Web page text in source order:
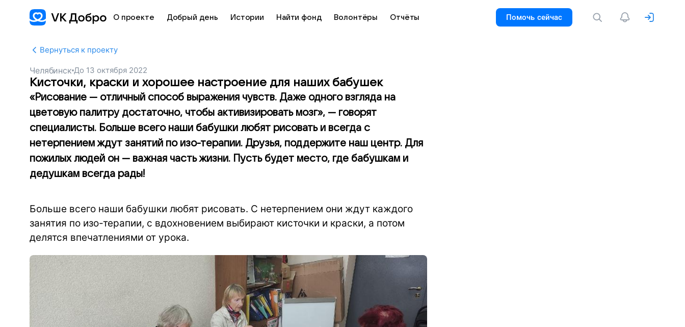
О проекте Добрый день Истории Найти фонд Волонтёры Отчёты Помочь сейчас
Вернуться к проекту
Челябинск До 13 октября 2022
Кисточки, краски и хорошее настроение для наших бабушек
«Рисование — отличный способ выражения чувств. Даже одного взгляда на
цветовую палитру достаточно, чтобы активизировать мозг», — говорят
специалисты. Больше всего наши бабушки любят рисовать и всегда с
нетерпением ждут занятий по изо-терапии. Друзья, поддержите наш центр. Для
пожилых людей он — важная часть жизни. Пусть будет место, где бабушкам и
дедушкам всегда рады!
Больше всего наши бабушки любят рисовать. С нетерпением они ждут каждого
занятия по изо-терапии, с вдохновением выбирают кисточки и краски, а потом
делятся впечатлениями от урока.